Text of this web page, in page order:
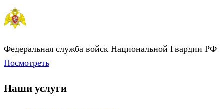
Федеральная служба войск Национальной Гвардии РФ
Посмотреть
Наши услуги